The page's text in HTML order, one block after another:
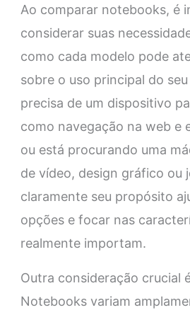
Ao comparar notebooks, é
considerar suas
como cada modelo pode
sobre o uso principal do
precisa de um dispositivo
como navegação na web e
ou está procurando uma
de vídeo, design gráfico ou
claramente seu propósito
opções e focar nas
realmente importam.
Outra consideração crucial
Notebooks variam